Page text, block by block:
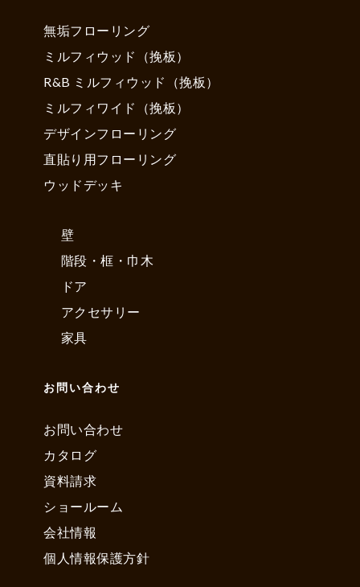
無垢フローリング
ミルフィウッド（挽板）
R&B ミルフィウッド（挽板）
ミルフィワイド（挽板）
デザインフローリング
直貼り用フローリング
ウッドデッキ
壁
階段・框・巾木
ドア
アクセサリー
家具
お問い合わせ
お問い合わせ
カタログ
資料請求
ショールーム
会社情報
個人情報保護方針